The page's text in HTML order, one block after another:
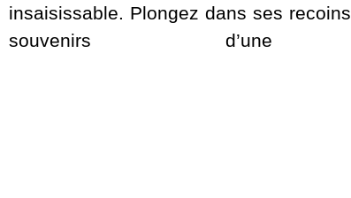
insaisissable. Plongez dans ses
souvenirs